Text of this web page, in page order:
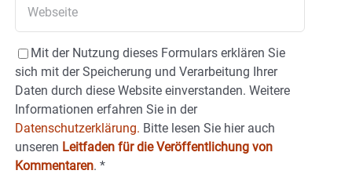
Mit der Nutzung dieses Formulars erklären Sie
sich mit der Speicherung und Verarbeitung Ihrer
Daten durch diese Website einverstanden. Weitere
Informationen erfahren Sie in der
Datenschutzerklärung. Bitte lesen Sie hier auch
unseren Leitfaden für die Veröffentlichung von
Kommentaren. *